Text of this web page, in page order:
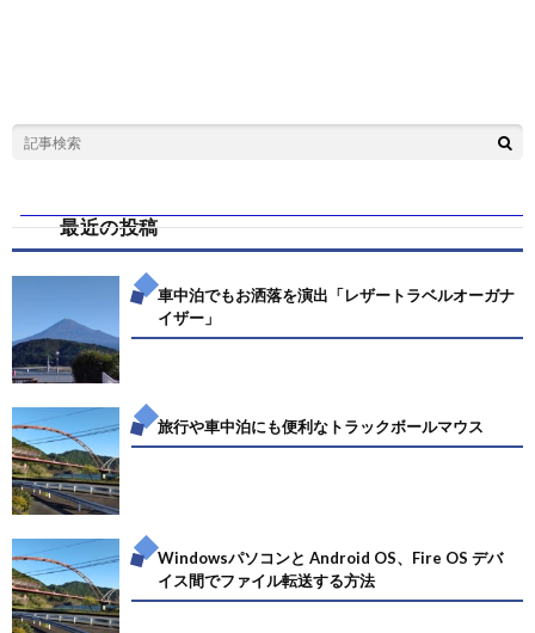
最近の投稿
車中泊でもお洒落を演出「レザートラベルオーガナ
イザー」
旅行や車中泊にも便利なトラックボールマウス
Windowsパソコンと Android OS、Fire OS デバ
イス間でファイル転送する方法